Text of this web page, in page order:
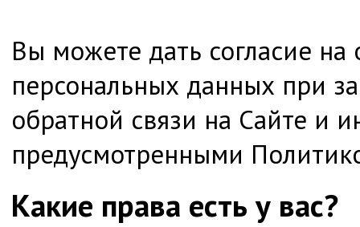
Вы можете дать согласие на
персональных данных при
обратной связи на Сайте и
предусмотренными
Какие права есть у вас?